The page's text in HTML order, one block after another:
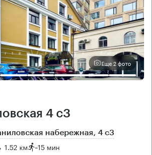
Еще 2 фото
4 с3
набережная, 4 с3
1.52 км ~15 мин